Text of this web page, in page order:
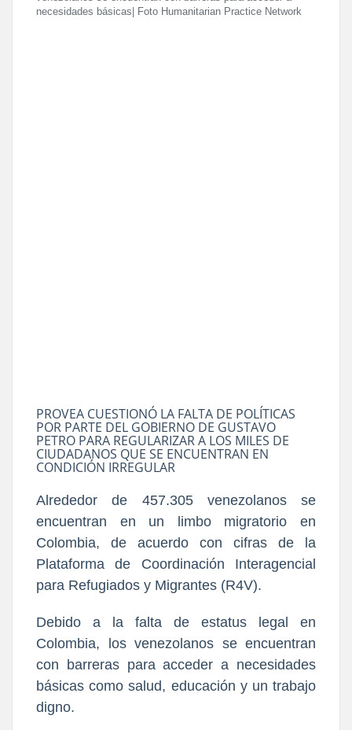
necesidades básicas| Foto Humanitarian Practice Network
PROVEA CUESTIONÓ LA FALTA DE POLÍTICAS
POR PARTE DEL GOBIERNO DE GUSTAVO
PETRO PARA REGULARIZAR A LOS MILES DE
CIUDADANOS QUE SE ENCUENTRAN EN
CONDICIÓN IRREGULAR
Alrededor de 457.305 venezolanos se
encuentran en un limbo migratorio en
Colombia, de acuerdo con cifras de la
Plataforma de Coordinación Interagencial
para Refugiados y Migrantes (R4V).
Debido a la falta de estatus legal en
Colombia, los venezolanos se encuentran
con barreras para acceder a necesidades
básicas como salud, educación y un trabajo
digno.